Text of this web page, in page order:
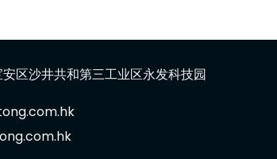
区沙井共和第三工业区永发科技园